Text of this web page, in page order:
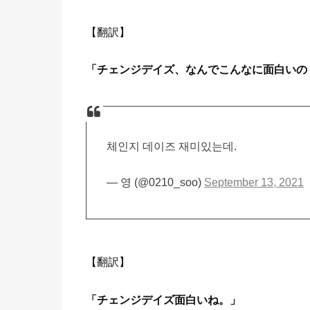
【翻訳】
「チェンジデイズ、なんでこんなに面白い
체인지 데이즈 재미있는데.
— 영 (@0210_soo) September 13, 2021
【翻訳】
「チェンジデイズ面白いね。」